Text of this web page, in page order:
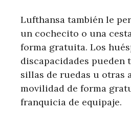
Lufthansa también le
un cochecito o una
forma gratuita. Los
discapacidades pueden
sillas de ruedas u otras
movilidad de forma
franquicia de equipaje.